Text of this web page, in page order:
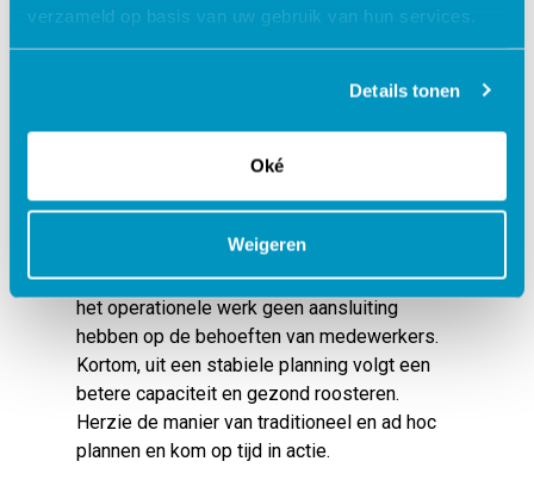
verzameld op basis van uw gebruik van hun services.
Details tonen
Oké
Weigeren
anticipeer vooraf door benodigde flex
Om samen te vatten; bij een goed ingerichte
voorspelde zorgvraag. Wanneer er weinig of
geen aandacht uitgaat naar een planning, zal
het operationele werk geen aansluiting
hebben op de behoeften van medewerkers.
Kortom, uit een stabiele planning volgt een
betere capaciteit en gezond roosteren.
Herzie de manier van traditioneel en ad hoc
plannen en kom op tijd in actie.